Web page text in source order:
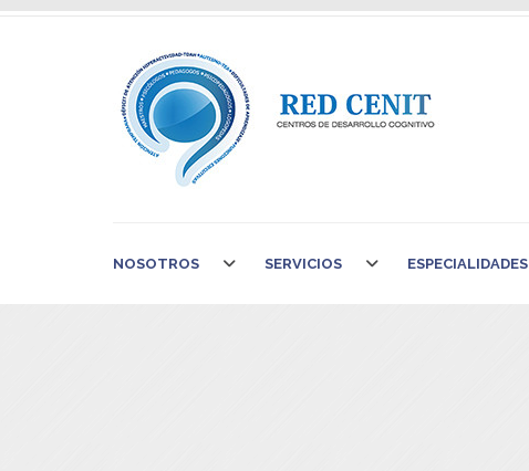
NOSOTROS SERVICIOS ESPECIALIDADES